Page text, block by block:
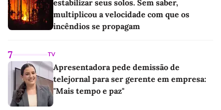
estabilizar seus solos. Sem saber,
multiplicou a velocidade com que os
incêndios se propagam
7 TV
Apresentadora pede demissão de
telejornal para ser gerente em empresa:
"Mais tempo e paz"